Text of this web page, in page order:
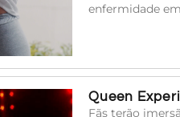
enfermidade
Queen
Fãs terão